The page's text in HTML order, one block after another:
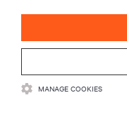
MANAGE COOKIES